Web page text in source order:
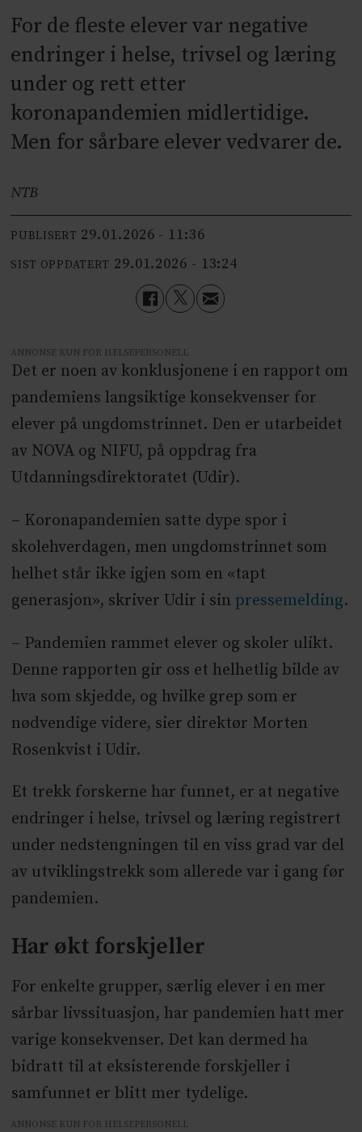
For de fleste elever var negative
endringer i helse, trivsel og læring
under og rett etter
koronapandemien midlertidige.
Men for sårbare elever vedvarer de.
NTB
PUBLISERT 29.01.2026 - 11:36
SIST OPPDATERT 29.01.2026 - 13:24
ANNONSE KUN FOR HELSEPERSONELL
Det er noen av konklusjonene i en rapport om
pandemiens langsiktige konsekvenser for
elever på ungdomstrinnet. Den er utarbeidet
av NOVA og NIFU, på oppdrag fra
Utdanningsdirektoratet (Udir).
– Koronapandemien satte dype spor i
skolehverdagen, men ungdomstrinnet som
helhet står ikke igjen som en «tapt
generasjon», skriver Udir i sin pressemelding.
– Pandemien rammet elever og skoler ulikt.
Denne rapporten gir oss et helhetlig bilde av
hva som skjedde, og hvilke grep som er
nødvendige videre, sier direktør Morten
Rosenkvist i Udir.
Et trekk forskerne har funnet, er at negative
endringer i helse, trivsel og læring registrert
under nedstengningen til en viss grad var del
av utviklingstrekk som allerede var i gang før
pandemien.
Har økt forskjeller
For enkelte grupper, særlig elever i en mer
sårbar livssituasjon, har pandemien hatt mer
varige konsekvenser. Det kan dermed ha
bidratt til at eksisterende forskjeller i
samfunnet er blitt mer tydelige.
ANNONSE KUN FOR HELSEPERSONELL